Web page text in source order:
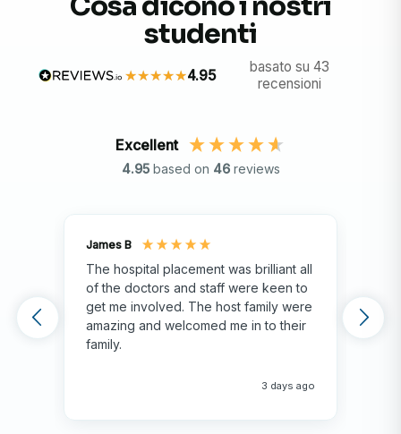
studenti
4.95
basato su 43
recensioni
Excellent
4.95 based on 46 reviews
James B
The hospital placement was brilliant all
of the doctors and staff were keen to
get me involved. The host family were
amazing and welcomed me in to their
family.
3 days ago